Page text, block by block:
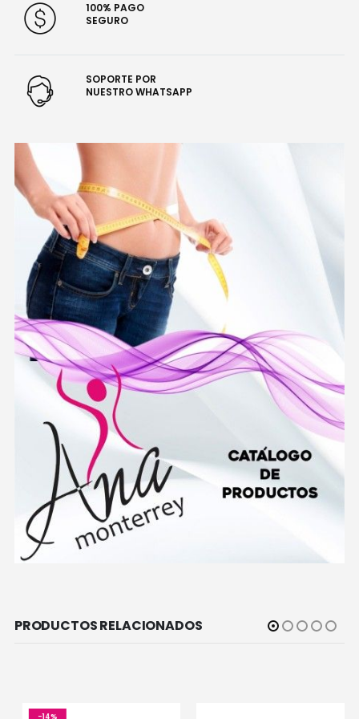
100% PAGO
SEGURO
SOPORTE POR
NUESTRO WHATSAPP
PRODUCTOS RELACIONADOS
-14%